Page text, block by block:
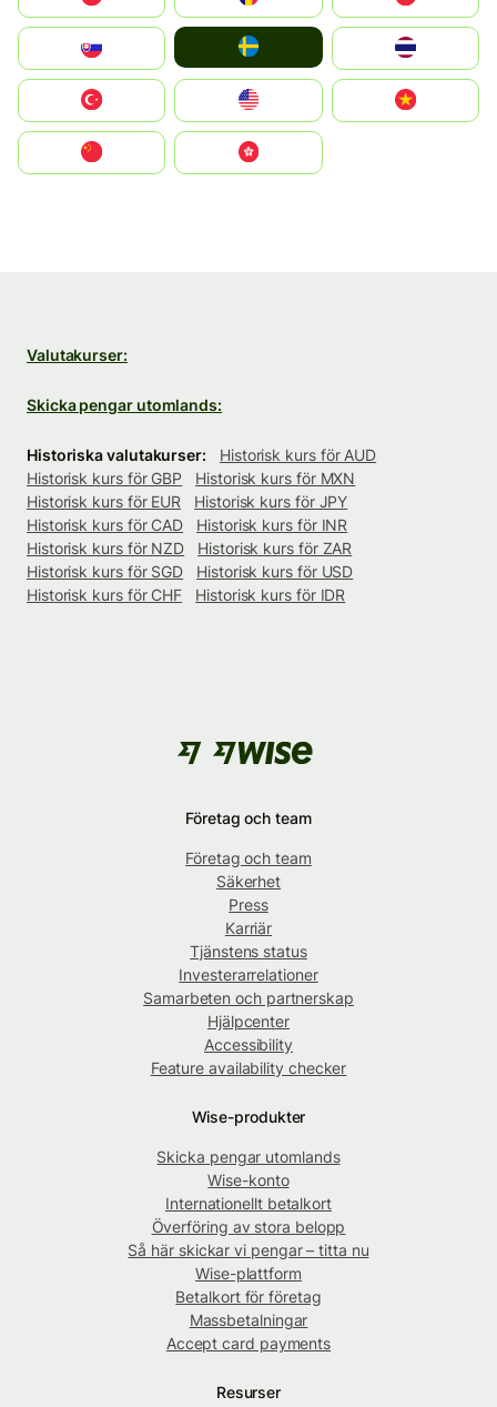
United States
中國香港特別行政區
Valutakurser:
Skicka pengar utomlands:
Historiska valutakurser:
Historisk kurs för AUD
Historisk kurs för GBP
Historisk kurs för MXN
Historisk kurs för EUR
Historisk kurs för JPY
Historisk kurs för CAD
Historisk kurs för INR
Historisk kurs för NZD
Historisk kurs för ZAR
Historisk kurs för SGD
Historisk kurs för USD
Historisk kurs för CHF
Historisk kurs för IDR
Företag och team
Företag och team
Säkerhet
Press
Karriär
Tjänstens status
Investerarrelationer
Samarbeten och partnerskap
Hjälpcenter
Accessibility
Feature availability checker
Wise-produkter
Skicka pengar utomlands
Wise-konto
Internationellt betalkort
Överföring av stora belopp
Så här skickar vi pengar – titta nu
Wise-plattform
Betalkort för företag
Massbetalningar
Accept card payments
Resurser